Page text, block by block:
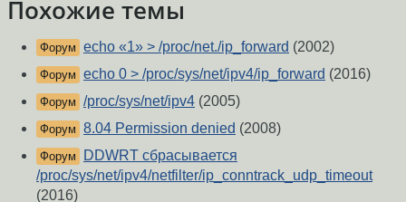
Похожие темы
Форум echo «1» > /proc/net./ip_forward (2002)
Форум echo 0 > /proc/sys/net/ipv4/ip_forward (2016)
Форум /proc/sys/net/ipv4 (2005)
Форум 8.04 Permission denied (2008)
Форум
DDWRT сбрасывается
/proc/sys/net/ipv4/netfilter/ip_conntrack_udp_timeout
(2016)